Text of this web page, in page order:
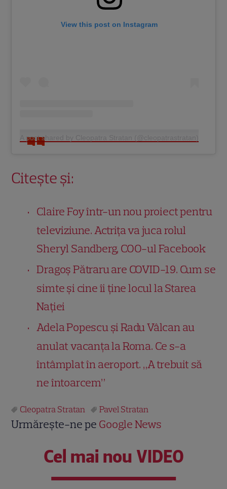
View this post on Instagram
A post shared by Cleopatra Stratan (@cleopatrastratan)
Citește și:
Claire Foy într-un nou proiect pentru
televiziune. Actrița va juca rolul
Sheryl Sandberg, COO-ul Facebook
Dragoș Pătraru are COVID-19. Cum se
simte și cine îi ține locul la Starea
Nației
Adela Popescu și Radu Vâlcan au
anulat vacanța la Roma. Ce s-a
întâmplat în aeroport. „A trebuit să
ne întoarcem”
Cleopatra Stratan Pavel Stratan
Urmărește-ne pe Google News
Cel mai nou VIDEO